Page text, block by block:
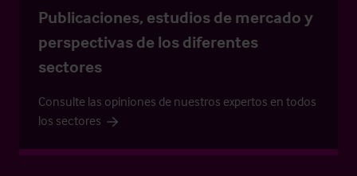
Publicaciones, estudios de mercado y
perspectivas de los diferentes
sectores
Consulte las opiniones de nuestros expertos en todos
los sectores